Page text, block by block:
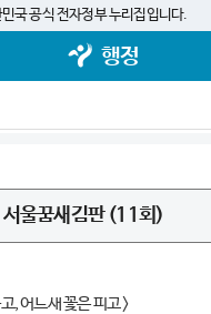
국 공식 전자정부 누리집입니다.
행정
울꿈새김판 (11회)
, 어느새 꽃은 피고 >